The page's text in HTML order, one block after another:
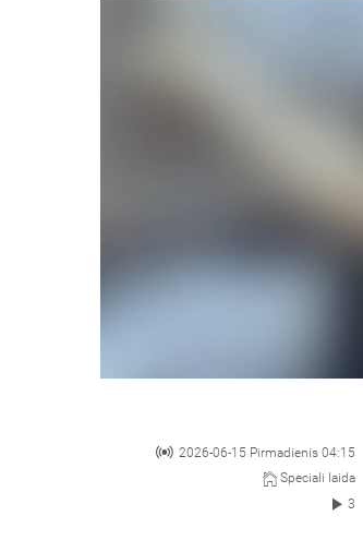
2026-06-15 Pirmadienis 04:15
Speciali laida
3